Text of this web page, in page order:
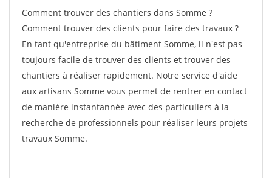
Comment trouver des chantiers dans Somme ?
Comment trouver des clients pour faire des travaux ?
En tant qu'entreprise du bâtiment Somme, il n'est pas
toujours facile de trouver des clients et trouver des
chantiers à réaliser rapidement. Notre service d'aide
aux artisans Somme vous permet de rentrer en contact
de manière instantannée avec des particuliers à la
recherche de professionnels pour réaliser leurs projets
travaux Somme.